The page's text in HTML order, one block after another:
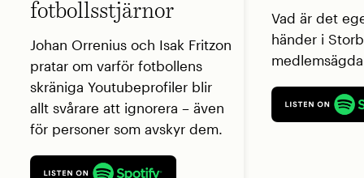
fotbollsstjärnor
Johan Orrenius och Isak Fritzon
pratar om varför fotbollens
skräniga Youtubeprofiler blir
allt svårare att ignorera – även
för personer som avskyr dem.
Vad är det
händer i